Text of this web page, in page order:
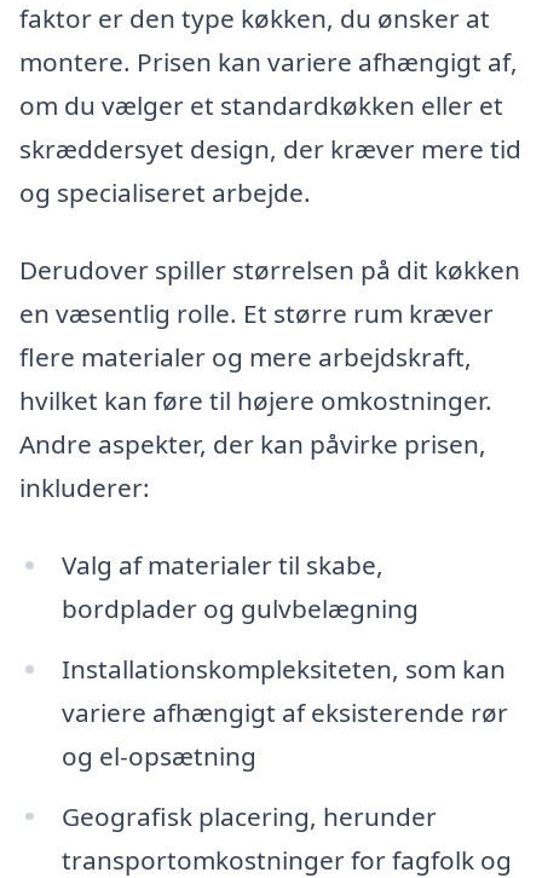
faktor er den type køkken, du ønsker at
montere. Prisen kan variere afhængigt af,
om du vælger et standardkøkken eller et
skræddersyet design, der kræver mere tid
og specialiseret arbejde.
Derudover spiller størrelsen på dit køkken
en væsentlig rolle. Et større rum kræver
flere materialer og mere arbejdskraft,
hvilket kan føre til højere omkostninger.
Andre aspekter, der kan påvirke prisen,
inkluderer:
Valg af materialer til skabe,
bordplader og gulvbelægning
Installationskompleksiteten, som kan
variere afhængigt af eksisterende rør
og el-opsætning
Geografisk placering, herunder
transportomkostninger for fagfolk og